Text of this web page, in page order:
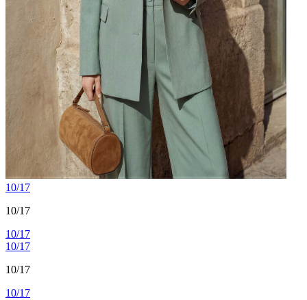
10/17
10/17
10/17
10/17
10/17
10/17